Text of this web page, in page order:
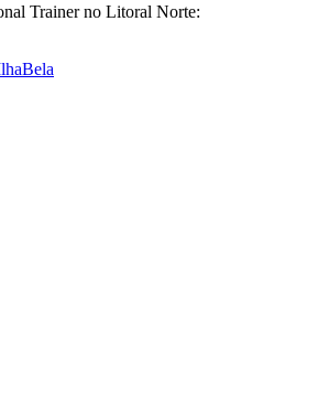
Trainer no Litoral Norte: